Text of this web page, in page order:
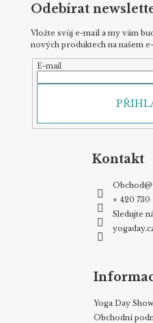
Odebírat
Vložte svůj e-mail a my vám
nových produktech na našem
E-mail
Kontakt
Obchod@
+ 420 730
Sledujte
Yoga Day
Obchodní